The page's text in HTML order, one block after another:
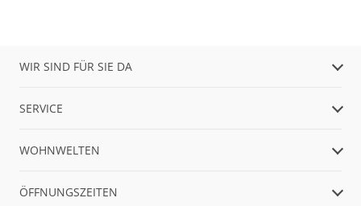
WIR SIND FÜR SIE DA
SERVICE
WOHNWELTEN
ÖFFNUNGSZEITEN